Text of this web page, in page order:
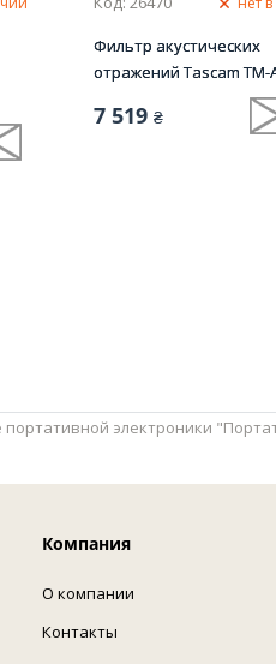
Фильтр акустических
отражений Tascam TM-
7 519 ₴
электроники
Компания
О компании
Контакты